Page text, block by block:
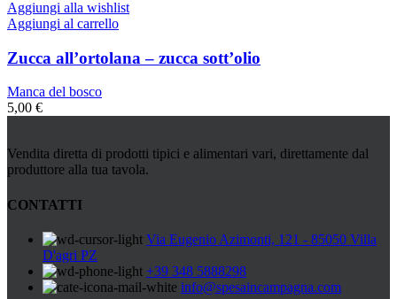
Aggiungi alla wishlist
Aggiungi al carrello
Zucca all’ortolana – zucca sott’olio
Manca del bosco
5,00 €
Vendita diretta di prodotti tipici e alimentari vari, direttamente dal
produttore alla tua tavola.
CONTATTI
Via Eugenio Azimonti, 121 - 85050 Villa
D'agri PZ
+39 348 5888298
info@spesaincampagna.com